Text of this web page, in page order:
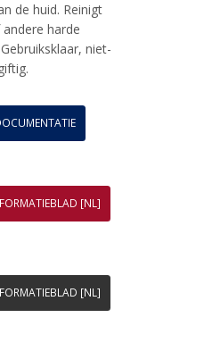
de huid. Reinigt
harde
niet-
[NL]
[NL]